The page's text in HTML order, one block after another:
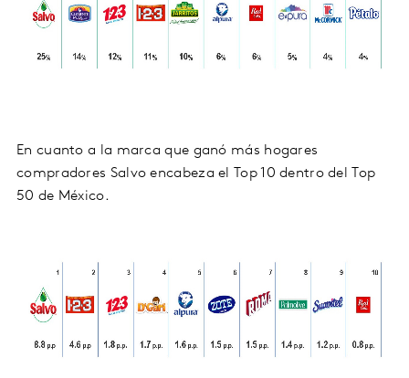
En cuanto a la marca que ganó más hogares
compradores Salvo encabeza el Top 10 dentro del Top
50 de México.